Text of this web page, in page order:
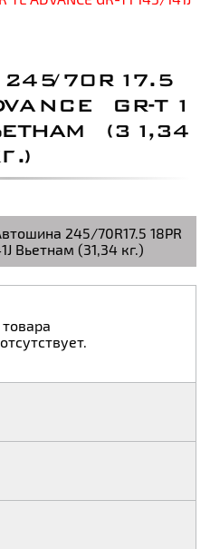
70R17.5
GR-T1
(31,34
245/70R17.5 18PR
Вьетнам (31,34 кг.)